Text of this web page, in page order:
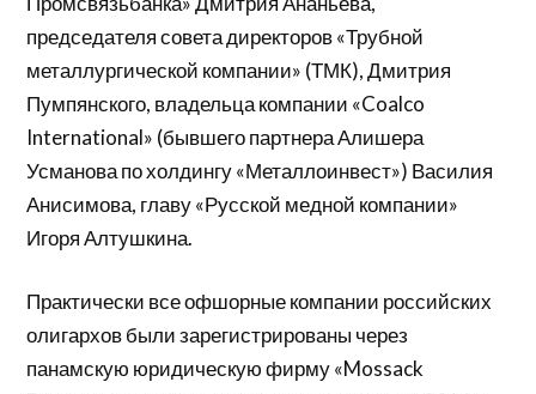
председателя совета директоров «Трубной
металлургической компании» (ТМК), Дмитрия
Пумпянского, владельца компании «Coalco
International» (бывшего партнера Алишера
Усманова по холдингу «Металлоинвест») Василия
Анисимова, главу «Русской медной компании»
Игоря Алтушкина.
Практически все офшорные компании российских
олигархов были зарегистрированы через
панамскую юридическую фирму «Mossack